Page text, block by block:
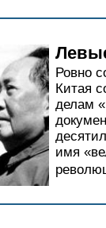
Ровно
Китая
делам
имя